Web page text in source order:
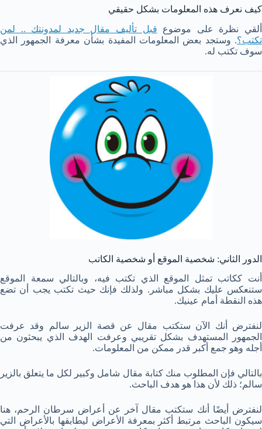
كيف نعرف هذه المعلومات بشكل حقيقي
ألقي نظرة على موضوع قبل تأليف مقال جديد لمدونتك .. لمن
تكتب؟. وستجد بعض المعلومات المفيدة بشأن معرفة الجمهور الذي
سوف تكتب له.
الدور الثاني: شخصية الموقع أو شخصية الكاتب
أنت ككاتب تمثل الموقع الذي تكتب فيه، وبالتالي سمعة الموقع
ستنعكس عليك بشكل مباشر. ولذلك فإنك حيث تكتب يجب أن تضع
هذه النقطة أمام عينيك.
لنفترض أنك الآن ستكتب مقال عن قصة الزير سالم وقد عرفت
الجمهور المستهدف بشكل تقريبي وعرفت الهدف الذي يبحثون من
أجله وهو جمع أكبر قدر ممكن من المعلومات.
بالتالي فإن المطلوب منك كتابة مقال شامل وكبير لكل ما يتعلق بالزير
سالم؛ ذلك لأن هذا هو هدف الباحث.
لنفترض أيضًا أنك ستكتب مقال آخر عن أعراض سرطان الرحم، هنا
سيكون الباحث مرتبط أكثر بمعرفة الأعراض ليطابقها بالأعراض التي